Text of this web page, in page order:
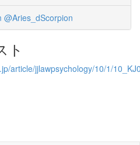
@Aries_dScorpion
ト
article/jjlawpsychology/10/1/